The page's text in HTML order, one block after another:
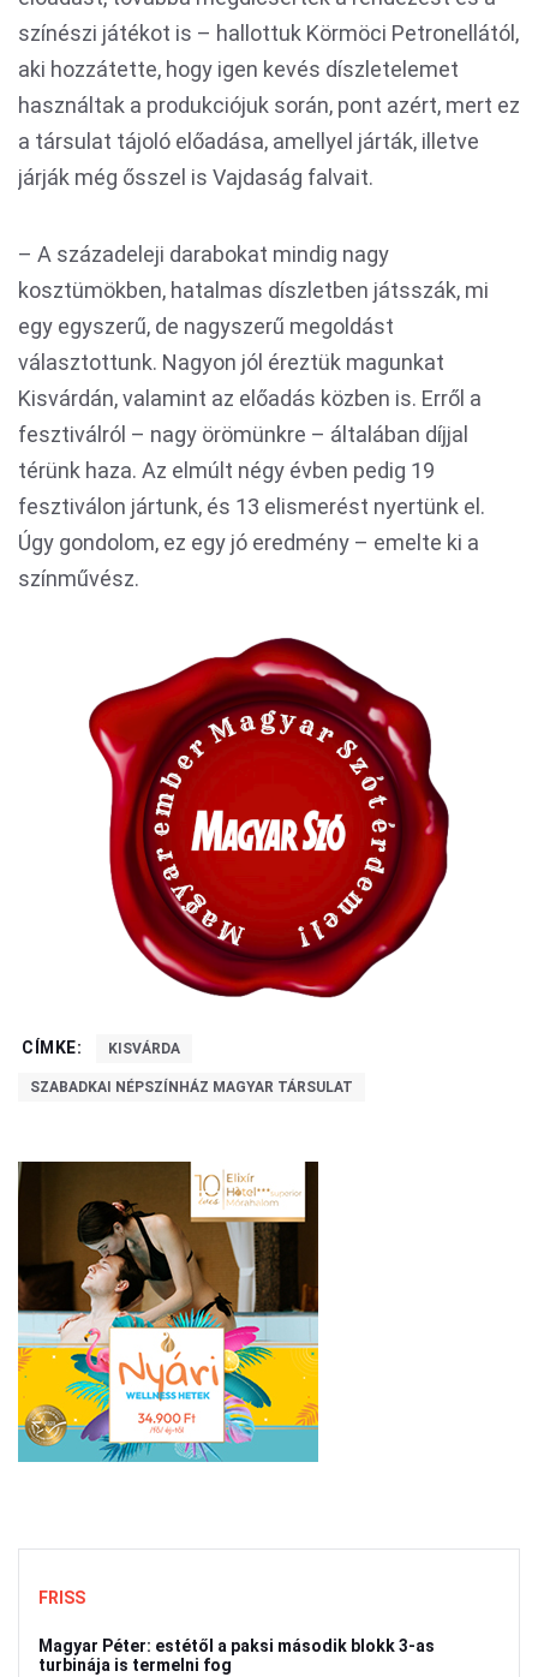
színészi játékot is – hallottuk Körmöci Petronellától,
aki hozzátette, hogy igen kevés díszletelemet
használtak a produkciójuk során, pont azért, mert ez
a társulat tájoló előadása, amellyel járták, illetve
járják még ősszel is Vajdaság falvait.
– A századeleji darabokat mindig nagy
kosztümökben, hatalmas díszletben játsszák, mi
egy egyszerű, de nagyszerű megoldást
választottunk. Nagyon jól éreztük magunkat
Kisvárdán, valamint az előadás közben is. Erről a
fesztiválról – nagy örömünkre – általában díjjal
térünk haza. Az elmúlt négy évben pedig 19
fesztiválon jártunk, és 13 elismerést nyertünk el.
Úgy gondolom, ez egy jó eredmény – emelte ki a
színművész.
CÍMKE: KISVÁRDA
SZABADKAI NÉPSZÍNHÁZ MAGYAR TÁRSULAT
FRISS
Magyar Péter: estétől a paksi második blokk 3-as
turbinája is termelni fog